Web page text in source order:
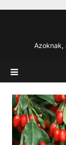
Azoknak,